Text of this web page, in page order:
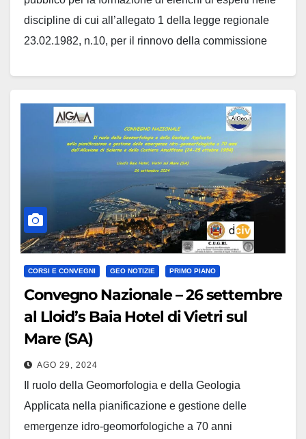
discipline di cui all’allegato 1 della legge regionale
23.02.1982, n.10, per il rinnovo della commissione
CORSI E CONVEGNI GEO NOTIZIE PRIMO PIANO
Convegno Nazionale – 26 settembre
al Lloid’s Baia Hotel di Vietri sul
Mare (SA)
AGO 29, 2024
Il ruolo della Geomorfologia e della Geologia
Applicata nella pianificazione e gestione delle
emergenze idro-geomorfologiche a 70 anni